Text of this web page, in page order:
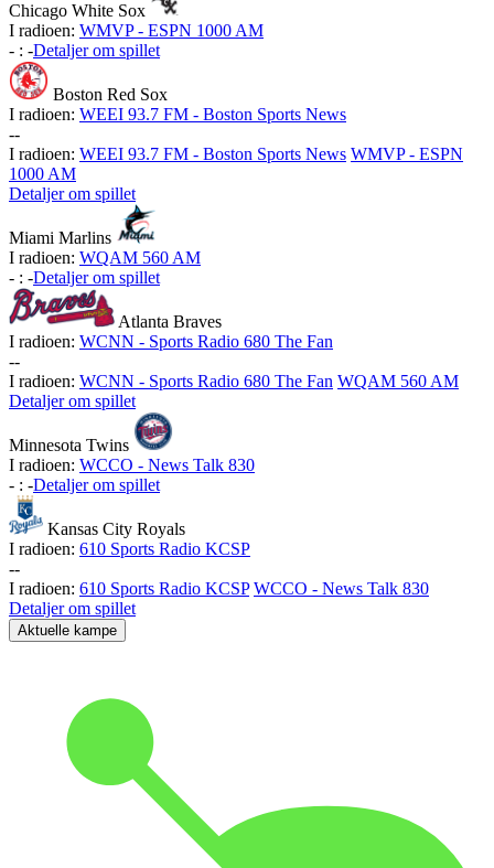
Chicago White Sox
I radioen: WMVP - ESPN 1000 AM
- : -Detaljer om spillet
Boston Red Sox
I radioen: WEEI 93.7 FM - Boston Sports News
--
I radioen: WEEI 93.7 FM - Boston Sports News WMVP - ESPN
1000 AM
Detaljer om spillet
Miami Marlins
I radioen: WQAM 560 AM
- : -Detaljer om spillet
Atlanta Braves
I radioen: WCNN - Sports Radio 680 The Fan
--
I radioen: WCNN - Sports Radio 680 The Fan WQAM 560 AM
Detaljer om spillet
Minnesota Twins
I radioen: WCCO - News Talk 830
- : -Detaljer om spillet
Kansas City Royals
I radioen: 610 Sports Radio KCSP
--
I radioen: 610 Sports Radio KCSP WCCO - News Talk 830
Detaljer om spillet
Aktuelle kampe